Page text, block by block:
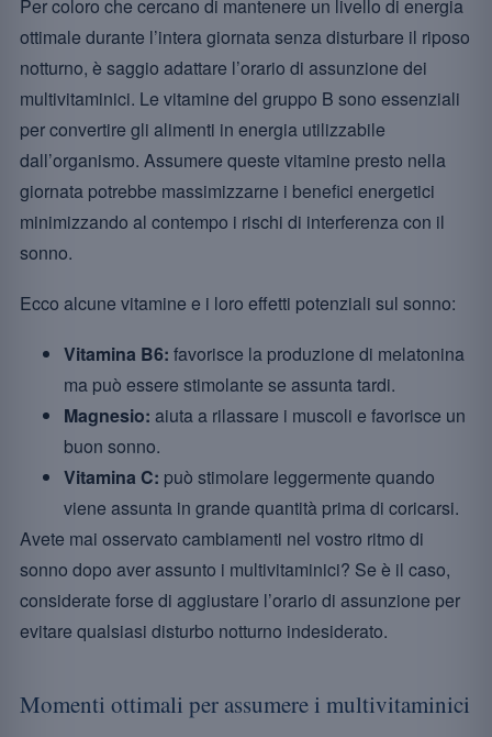
Per coloro che cercano di mantenere un livello di energia
ottimale durante l’intera giornata senza disturbare il riposo
notturno, è saggio adattare l’orario di assunzione dei
multivitaminici. Le vitamine del gruppo B sono essenziali
per convertire gli alimenti in energia utilizzabile
dall’organismo. Assumere queste vitamine presto nella
giornata potrebbe massimizzarne i benefici energetici
minimizzando al contempo i rischi di interferenza con il
sonno.
Ecco alcune vitamine e i loro effetti potenziali sul sonno:
Vitamina B6: favorisce la produzione di melatonina
ma può essere stimolante se assunta tardi.
Magnesio: aiuta a rilassare i muscoli e favorisce un
buon sonno.
Vitamina C: può stimolare leggermente quando
viene assunta in grande quantità prima di coricarsi.
Avete mai osservato cambiamenti nel vostro ritmo di
sonno dopo aver assunto i multivitaminici? Se è il caso,
considerate forse di aggiustare l’orario di assunzione per
evitare qualsiasi disturbo notturno indesiderato.
Momenti ottimali per assumere i multivitaminici